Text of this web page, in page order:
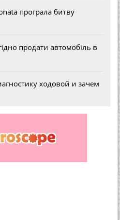
програла битву
продати автомобіль в
ходовой и зачем